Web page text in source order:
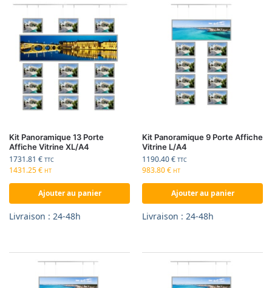
Kit Panoramique 13 Porte
Affiche Vitrine XL/A4
1731.81 € TTC
1431.25€ HT
Ajouter au panier
Livraison : 24-48h
Kit Panoramique 9 Porte Affiche
Vitrine L/A4
1190.40€ TTC
983.80€ HT
Ajouter au panier
Livraison : 24-48h